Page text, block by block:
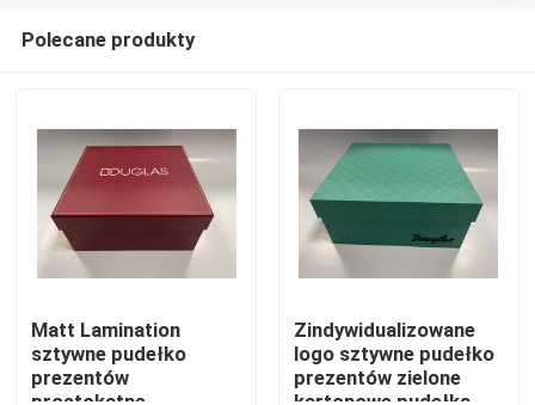
Do domu
Polecane produkty
Matt Lamination
sztywne pudełko
prezentów
Zindywidualizowane
logo sztywne pudełko
prezentów zielone